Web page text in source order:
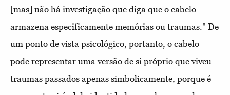
[mas] não há investigação que diga que o cabelo
armazena especificamente memórias ou traumas." De
um ponto de vista psicológico, portanto, o cabelo
pode representar uma versão de si próprio que viveu
traumas passados apenas simbolicamente, porque é